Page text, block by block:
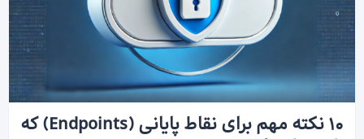
۱۰ نکته مهم برای نقاط پایانی (Endpoints) که